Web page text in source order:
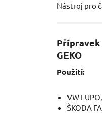
Nástroj pro
Přípravek
GEKO
Použití:
VW
ŠKODA